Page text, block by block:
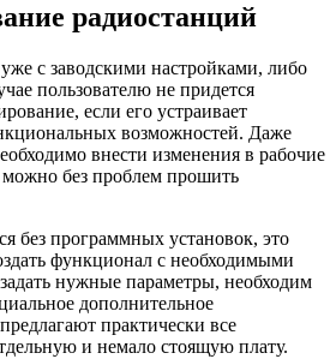
радиостанций
с заводскими настройками, либо
пользователю не придется
если его устраивает
возможностей. Даже
внести изменения в рабочие
можно без проблем прошить
без программных установок, это
функционал с необходимыми
нужные параметры, необходим
дополнительное
практически все
и немало стоящую плату.